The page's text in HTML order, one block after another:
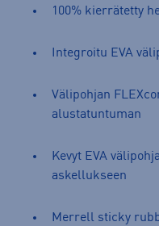
100% kierrätetty
Integroitu EVA
Välipohjan
alustatuntuman
Kevyt EVA
askellukseen
Merrell sticky